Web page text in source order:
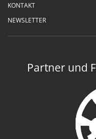
KONTAKT
NEWSLETTER
Partner und